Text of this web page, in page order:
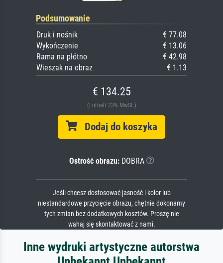
Podsumowanie
Druk i nośnik
€ 77.08
Wykończenie
€ 13.06
Rama na płótno
€ 42.98
Wieszak na obraz
€ 1.13
€ 134.25
(Enthält 23% MwSt.)
Dodaj do koszyka
Ostrość obrazu:DOBRA
Jeśli chcesz dostosować jasność i kolor lub
niestandardowe przycięcie obrazu, chętnie dokonamy
tych zmian bez dodatkowych kosztów. Proszę nie
wahaj się skontaktować z nami.
Inne wydruki artystyczne autorstwa